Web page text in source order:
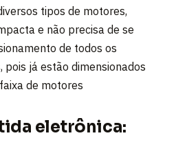
tipos de motores,
e não precisa de se
de todos os
já estão dimensionados
de motores
eletrônica: